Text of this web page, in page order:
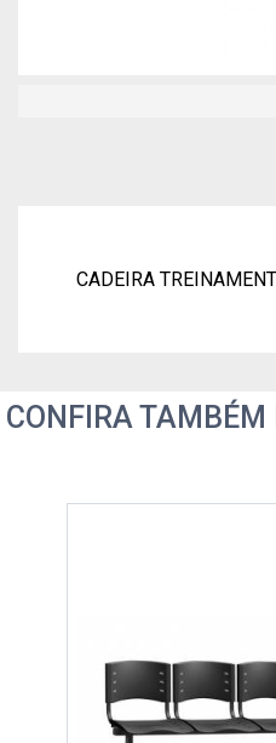
CADEIRA
CONFIRA TAMBÉM